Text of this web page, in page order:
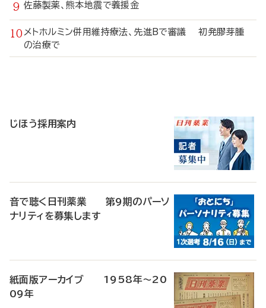
佐藤製薬、熊本地震で義援金
メトホルミン併用維持療法、先進Bで審議 初発膠芽腫
の治療で
じほう採用案内
音で聴く日刊薬業 第9期のパーソ
ナリティを募集します
紙面版アーカイブ 1958年～20
09年